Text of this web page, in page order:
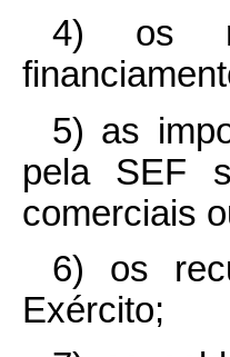
4) os
5) as
pela SEF
comerciais
6) os
Exército;